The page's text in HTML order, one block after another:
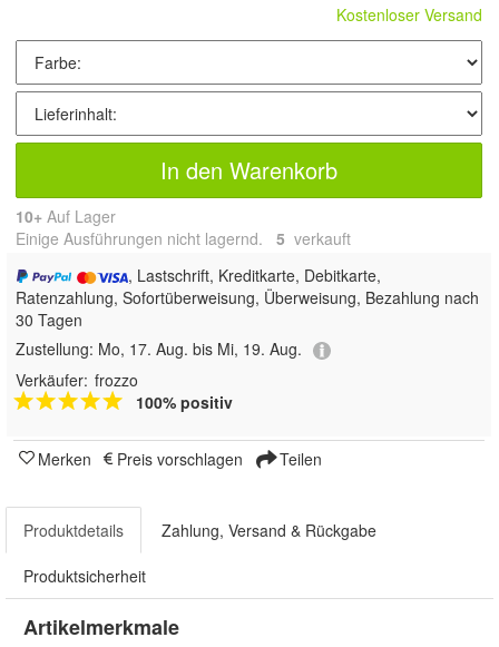
Kostenloser Versand
In den Warenkorb
10+ Auf Lager
Einige Ausführungen nicht lagernd. 5 verkauft
, Lastschrift, Kreditkarte, Debitkarte,
Ratenzahlung, Sofortüberweisung, Überweisung, Bezahlung nach
30 Tagen
Zustellung: Mo, 17. Aug. bis Mi, 19. Aug.
Verkäufer: frozzo
100% positiv
Merken Preis vorschlagen Teilen
Produktdetails Zahlung, Versand & Rückgabe
Produktsicherheit
Artikelmerkmale